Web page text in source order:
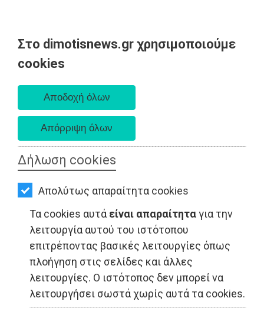
Στο dimotisnews.gr χρησιμοποιούμε
cookies
Δήλωση cookies
Απολύτως απαραίτητα cookies
Τα cookies αυτά είναι απαραίτηταγια την
λειτουργία αυτού του ιστότοπου
επιτρέποντας βασικές λειτουργίες όπως
πλοήγηση στις σελίδες και άλλες
λειτουργίες. Ο ιστότοπος δεν μπορεί να
λειτουργήσει σωστά χωρίς αυτά τα cookies.
AΡΧΙΚΗ
ΕΙΔΗΣΕΙΣ
ΠΟΛΙΤΙΚΗ
ΤΟΠΙΚΗ
ΑΥΤΟΔΙΟΙΚΗΣΗ
ΟΙΚΟΝΟΜΙΑ
ΑΘΛΗΤΙΣΜΟΣ
ΠΟΛΙΤΙΣΜΟΣ
ΣΠΙΤΙ-
ΚΗΠΟΣ
ΥΓΕΙΑ
LIFESTYLE - Μαραθώνας